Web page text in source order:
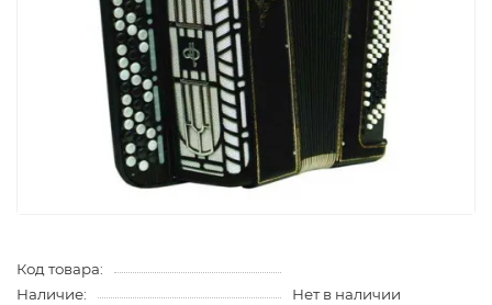
Код товара:
Наличие:
Нет в наличии